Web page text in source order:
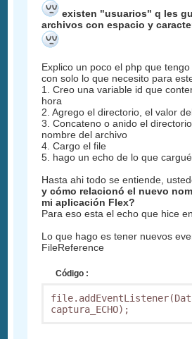
existen "usuarios" q les
archivos con espacio y
Explico un poco el php que
con solo lo que necesito para
1. Creo una variable id que
hora
2. Agrego el directorio, el valor
3. Concateno o anido el
nombre del archivo
4. Cargo el file
5. hago un echo de lo que
Hasta ahi todo se entiende,
y cómo relacionó el nuevo
mi aplicación Flex?
Para eso esta el echo que hice
Lo que hago es tener nuevos
FileReference
Código :
captura_ECHO);